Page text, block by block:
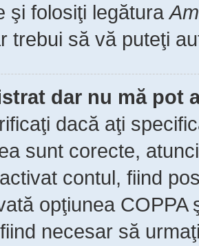
şi folosiţi legătura
trebui să vă puteţi
dar nu mă pot
dacă aţi
sunt corecte,
contul, fiind
opţiunea
necesar să